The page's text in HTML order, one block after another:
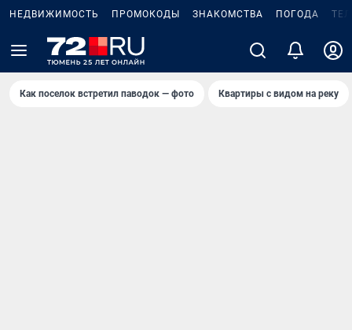
НЕДВИЖИМОСТЬ ПРОМОКОДЫ ЗНАКОМСТВА ПОГОДА
Как поселок встретил паводок — фото Квартиры с видом на реку